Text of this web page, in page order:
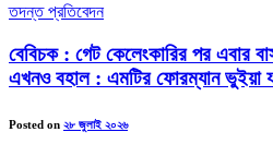
তদন্ত প্রতিবেদন
বেবিচক : গেট কেলেংকারির পর এবার
এখনও বহাল : এমটির ফোরম্যান ভুইয়া
Posted on ২৮ জুলাই ২০২৬